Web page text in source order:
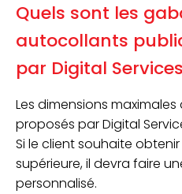
Quels sont les
autocollants
par Digital
Les dimensions
proposés par Digital
Si le client souhaite
supérieure, il devra faire
personnalisé.